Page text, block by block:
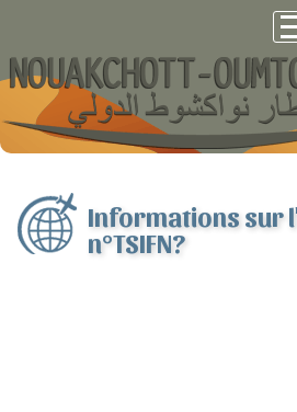
Informations sur
n°TSIFN?